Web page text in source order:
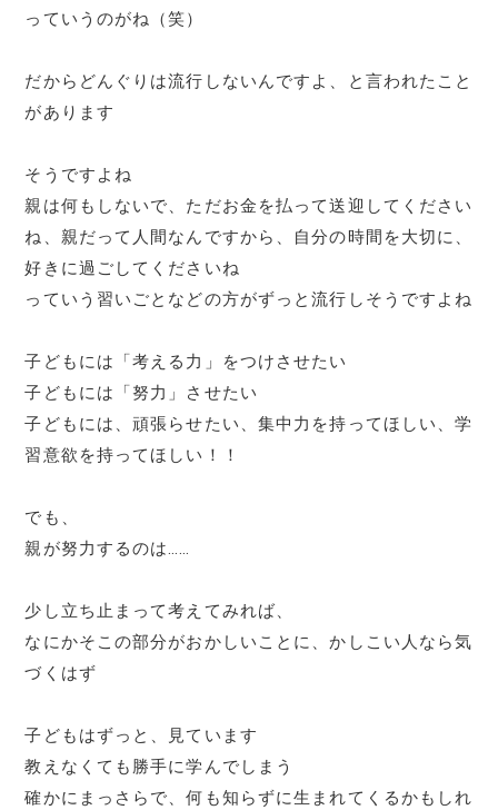
っていうのがね（笑）
だからどんぐりは流行しないんですよ、と言われたこと
があります
そうですよね
親は何もしないで、ただお金を払って送迎してください
ね、親だって人間なんですから、自分の時間を大切に、
好きに過ごしてくださいね
っていう習いごとなどの方がずっと流行しそうですよね
子どもには「考える力」をつけさせたい
子どもには「努力」させたい
子どもには、頑張らせたい、集中力を持ってほしい、学
習意欲を持ってほしい！！
でも、
親が努力するのは……
少し立ち止まって考えてみれば、
なにかそこの部分がおかしいことに、かしこい人なら気
づくはず
子どもはずっと、見ています
教えなくても勝手に学んでしまう
確かにまっさらで、何も知らずに生まれてくるかもしれ